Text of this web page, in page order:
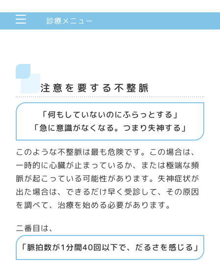
Menu診療メニュー
注意を要する不整脈
「何もしていないのにふらっとする」
「急に意識がなくなる。つまり失神する」
このような不整脈は最も危険です。この場合は、
一時的に心臓が止まっているか、または極端な頻
脈が起こっている可能性があります。失神症状が
出た場合は、できるだけ早く受診して、その原因
を調べて、治療を始める必要があります。
二番目は、
「脈拍数が1分間40回以下で、だるさを感じる」